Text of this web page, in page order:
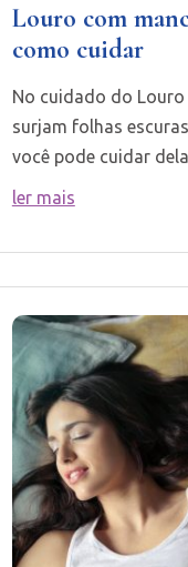
Louro com
como cuidar
No cuidado do Louro
surjam folhas
você pode cuidar
ler mais